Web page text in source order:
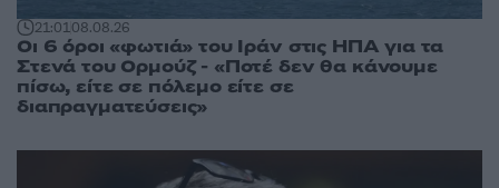
21:0108.08.26
Οι 6 όροι «φωτιά» του Ιράν στις ΗΠΑ για τα
Στενά του Ορμούζ - «Ποτέ δεν θα κάνουμε
πίσω, είτε σε πόλεμο είτε σε
διαπραγματεύσεις»